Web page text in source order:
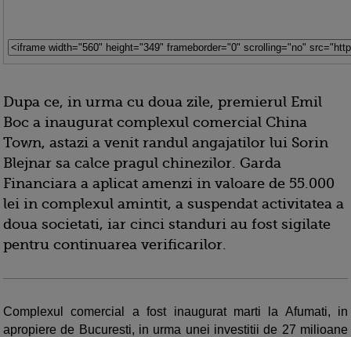
Dupa ce, in urma cu doua zile, premierul Emil
Boc a inaugurat complexul comercial China
Town, astazi a venit randul angajatilor lui Sorin
Blejnar sa calce pragul chinezilor. Garda
Financiara a aplicat amenzi in valoare de 55.000
lei in complexul amintit, a suspendat activitatea a
doua societati, iar cinci standuri au fost sigilate
pentru continuarea verificarilor.
Complexul comercial a fost inaugurat marti la Afumati, in
apropiere de Bucuresti, in urma unei investitii de 27 milioane